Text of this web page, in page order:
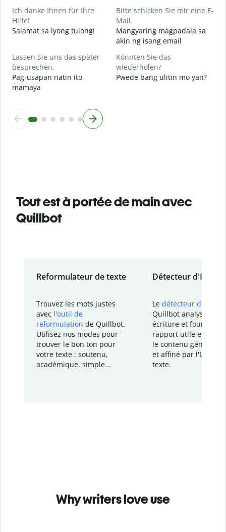
Ich danke Ihnen für Ihre
Hilfe!
Salamat sa iyong tulong!
Bitte schicken Sie mir eine E-
Mail.
Mangyaring magpadala sa
akin ng isang email
Lassen Sie uns das später
besprechen.
Pag-usapan natin ito
mamaya
Könnten Sie das
wiederholen?
Pwede bang ulitin mo yan?
Tout est à portée de main avec
Quillbot
Reformulateur de texte
Trouvez les mots justes
avec l'outil de
reformulation de Quillbot.
Utilisez nos modes pour
trouver le bon ton pour
votre texte : soutenu,
académique, simple...
Détecteur d'IA
Le détecteur d'IA
Quillbot analyse votre
écriture et fournit un
rapport utile et
le contenu généré
et affiné par l'IA
texte.
Why writers love use